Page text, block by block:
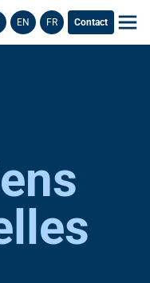
EN FR Contact